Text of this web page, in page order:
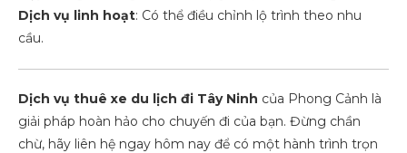
Dịch vụ linh hoạt: Có thể điều chỉnh lộ trình theo nhu
cầu.
Dịch vụ thuê xe du lịch đi Tây Ninh của Phong Cảnh là
giải pháp hoàn hảo cho chuyến đi của bạn. Đừng chần
chừ, hãy liên hệ ngay hôm nay để có một hành trình trọn